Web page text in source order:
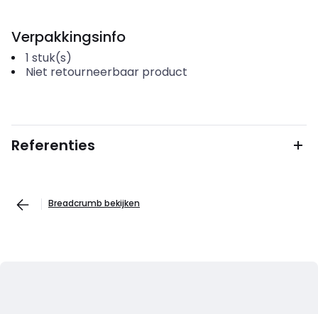
Verpakkingsinfo
1 stuk(s)
Niet retourneerbaar product
Referenties
Breadcrumb bekijken